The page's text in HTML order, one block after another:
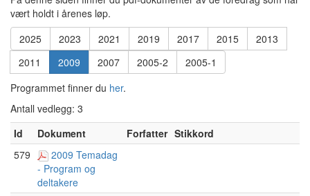
vært holdt i årenes løp.
2025
2023 2021 2019 2017 2015
2013
2011
2009 2007 2005-2
2005-1
Programmet finner du her.
Antall vedlegg: 3
Id
Dokument Forfatter Stikkord
579
2009 Temadag
- Program og
deltakere